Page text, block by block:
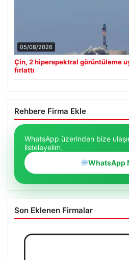
05/08/2026
Çin, 2 hiperspektral görüntüleme
fırlattı
Rehbere Firma Ekle
WhatsApp üzerinden bize
listeleyelim.
WhatsApp
Son Eklenen Firmalar